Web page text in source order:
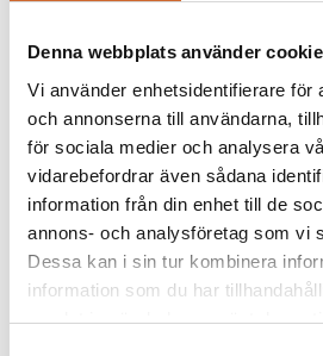
Denna webbplats använder
Vi använder enhetsidentifierare för
och annonserna till användarna,
för sociala medier och analysera
vidarebefordrar även sådana
information från din enhet till de
annons- och analysföretag som vi
Dessa kan i sin tur kombinera
information som du har
samlat in när du har använt deras
Stiga Park PRO 900